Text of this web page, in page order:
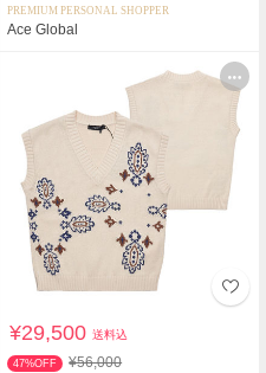
PREMIUM PERSONAL SHOPPER
Ace Global
¥29,500送料込
47%OFF ¥56,000